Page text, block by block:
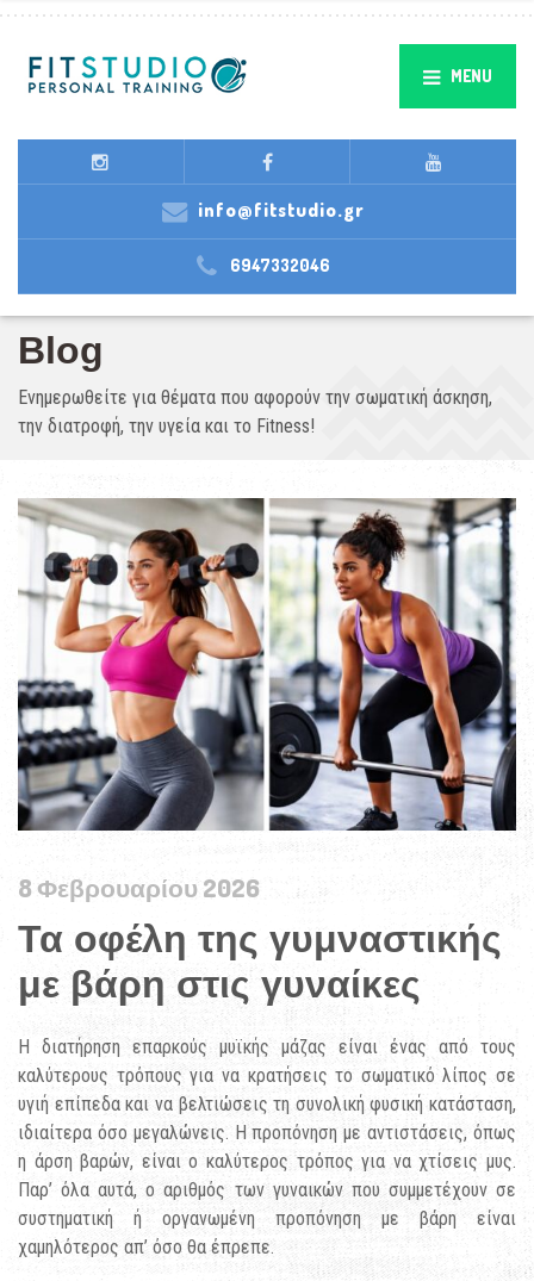
MENU
info@fitstudio.gr
6947332046
Blog
Ενημερωθείτε για θέματα που αφορούν την σωματική άσκηση,
την διατροφή, την υγεία και το Fitness!
8 Φεβρουαρίου 2026
Τα οφέλη της γυμναστικής
με βάρη στις γυναίκες
Η διατήρηση επαρκούς μυϊκής μάζας είναι ένας από τους
καλύτερους τρόπους για να κρατήσεις το σωματικό λίπος σε
υγιή επίπεδα και να βελτιώσεις τη συνολική φυσική κατάσταση,
ιδιαίτερα όσο μεγαλώνεις. Η προπόνηση με αντιστάσεις, όπως
η άρση βαρών, είναι ο καλύτερος τρόπος για να χτίσεις μυς.
Παρ’ όλα αυτά, ο αριθμός των γυναικών που συμμετέχουν σε
συστηματική ή οργανωμένη προπόνηση με βάρη είναι
χαμηλότερος απ’ όσο θα έπρεπε.